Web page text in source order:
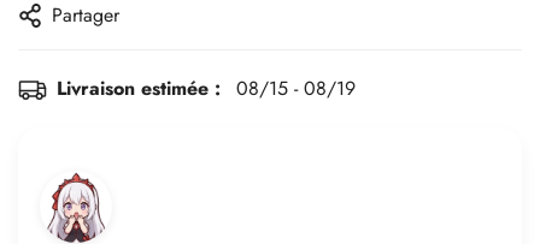
Partager
Livraison estimée : 08/15 - 08/19